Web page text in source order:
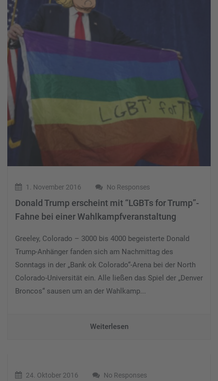
1. November 2016 No Responses
Donald Trump erscheint mit “LGBTs for Trump”-
Fahne bei einer Wahlkampfveranstaltung
Greeley, Colorado – 3000 bis 4000 begeisterte Donald
Trump-Anhänger fanden sich am Nachmittag des
Sonntags in der „Bank ok Colorado“-Arena bei der North
Colorado-Universität ein. Alle ließen das Spiel der „Denver
Broncos“ sausen um an der Wahlkamp...
Weiterlesen
24. Oktober 2016 No Responses